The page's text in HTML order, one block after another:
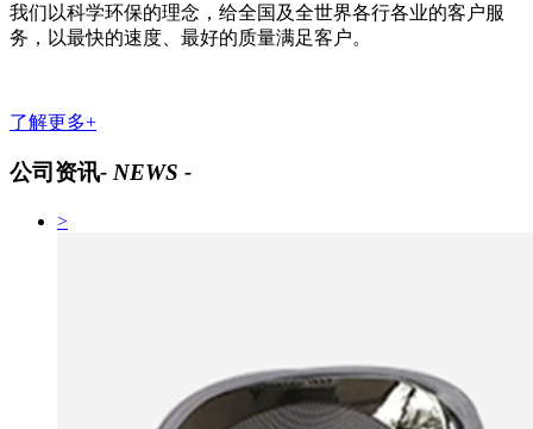
我们以科学环保的理念，给全国及全世界各行各业的客户服
务，以最快的速度、最好的质量满足客户。
了解更多+
公司资讯- NEWS -
>